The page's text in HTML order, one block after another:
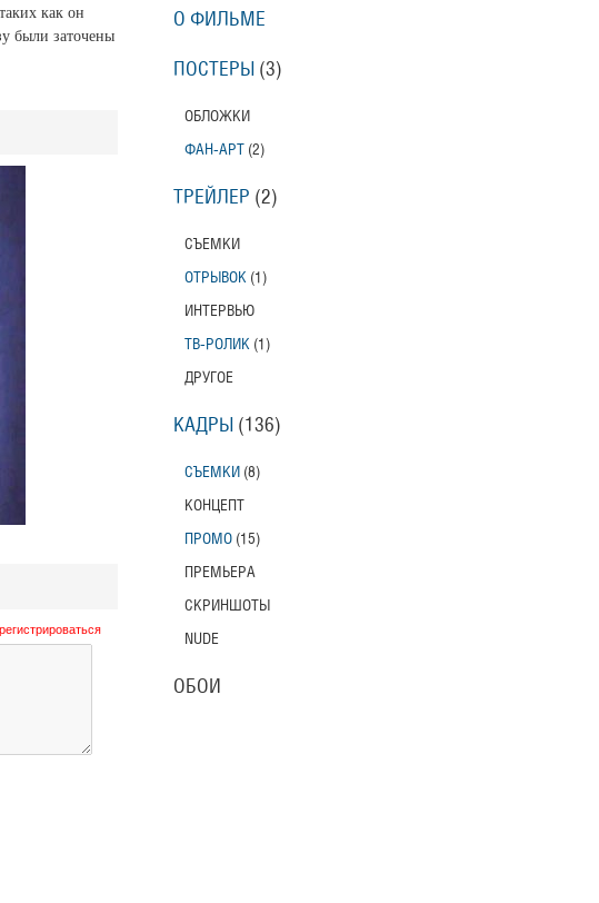
как он
были заточены
О ФИЛЬМЕ
ПОСТЕРЫ (3)
ОБЛОЖКИ
ФАН-АРТ (2)
ТРЕЙЛЕР (2)
СЪЕМКИ
ОТРЫВОК (1)
ИНТЕРВЬЮ
ТВ-РОЛИК (1)
ДРУГОЕ
КАДРЫ (136)
СЪЕМКИ (8)
КОНЦЕПТ
ПРОМО (15)
ПРЕМЬЕРА
СКРИНШОТЫ
NUDE
ОБОИ